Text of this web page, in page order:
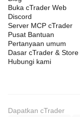
Buka cTrader Web
Discord
Server MCP cTrader
Pusat Bantuan
Pertanyaan umum
Dasar cTrader & Store
Hubungi kami
Dapatkan cTrader